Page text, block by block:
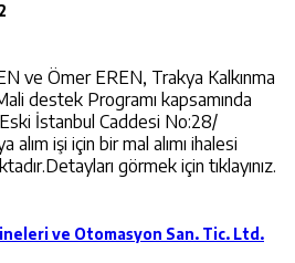
ve Ömer EREN, Trakya Kalkınma
destek Programı kapsamında
İstanbul Caddesi No:28/
işi için bir mal alımı ihalesi
görmek için tıklayınız.
ve Otomasyon San. Tic. Ltd.